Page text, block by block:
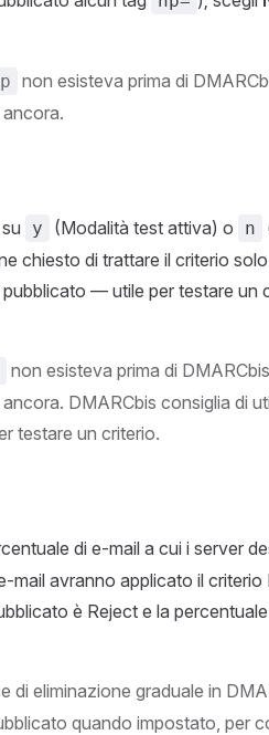
non esisteva prima di
y (Modalità test attiva) o n
chiesto di trattare il criterio
— utile per testare un
non esisteva prima di
DMARCbis consiglia di
testare un criterio.
di e-mail a cui i server
mail avranno applicato il
è Reject e la
di eliminazione graduale in
quando impostato, per